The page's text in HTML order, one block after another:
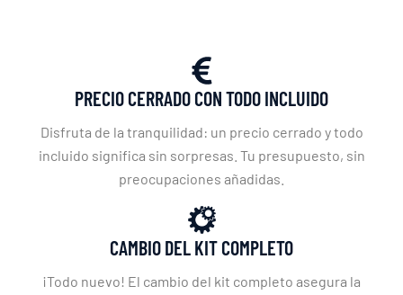
PRECIO CERRADO CON TODO INCLUIDO
Disfruta de la tranquilidad: un precio cerrado y todo
incluido significa sin sorpresas. Tu presupuesto, sin
preocupaciones añadidas.
CAMBIO DEL KIT COMPLETO
¡Todo nuevo! El cambio del kit completo asegura la